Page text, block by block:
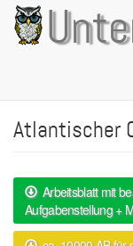
Direkt
zum
Inhalt
Atlantischer
Arbeitsblatt mit
Aufgabenstellung +